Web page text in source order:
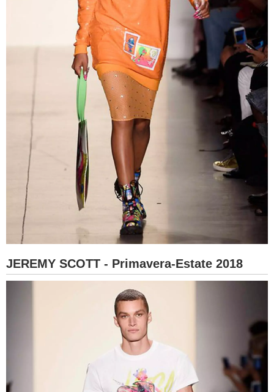
JEREMY SCOTT - Primavera-Estate 2018